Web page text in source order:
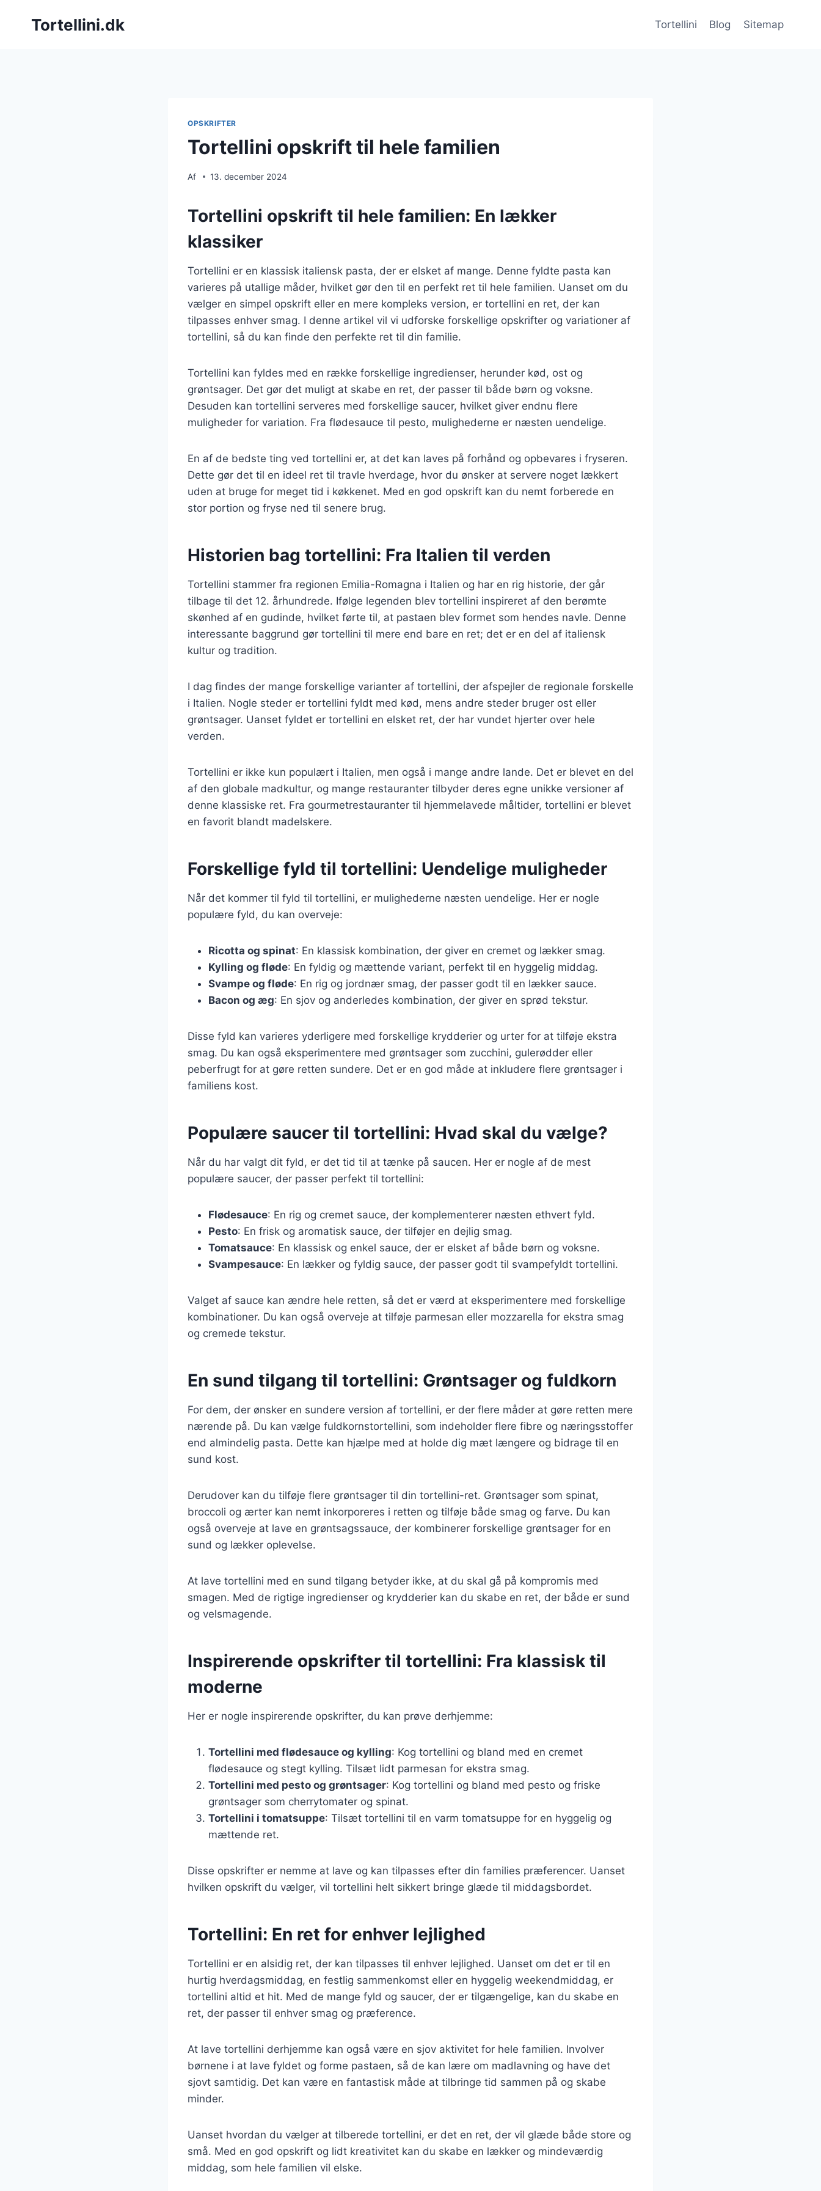
Tortellini.dk Tortellini Blog Sitemap
OPSKRIFTER
Tortellini opskrift til hele familien
Af 13. december 2024
Tortellini opskrift til hele familien: En lækker
klassiker
Tortellini er en klassisk italiensk pasta, der er elsket af mange. Denne fyldte pasta kan
varieres på utallige måder, hvilket gør den til en perfekt ret til hele familien. Uanset om du
vælger en simpel opskrift eller en mere kompleks version, er tortellini en ret, der kan
tilpasses enhver smag. I denne artikel vil vi udforske forskellige opskrifter og variationer af
tortellini, så du kan finde den perfekte ret til din familie.
Tortellini kan fyldes med en række forskellige ingredienser, herunder kød, ost og
grøntsager. Det gør det muligt at skabe en ret, der passer til både børn og voksne.
Desuden kan tortellini serveres med forskellige saucer, hvilket giver endnu flere
muligheder for variation. Fra flødesauce til pesto, mulighederne er næsten uendelige.
En af de bedste ting ved tortellini er, at det kan laves på forhånd og opbevares i fryseren.
Dette gør det til en ideel ret til travle hverdage, hvor du ønsker at servere noget lækkert
uden at bruge for meget tid i køkkenet. Med en god opskrift kan du nemt forberede en
stor portion og fryse ned til senere brug.
Historien bag tortellini: Fra Italien til verden
Tortellini stammer fra regionen Emilia-Romagna i Italien og har en rig historie, der går
tilbage til det 12. århundrede. Ifølge legenden blev tortellini inspireret af den berømte
skønhed af en gudinde, hvilket førte til, at pastaen blev formet som hendes navle. Denne
interessante baggrund gør tortellini til mere end bare en ret; det er en del af italiensk
kultur og tradition.
I dag findes der mange forskellige varianter af tortellini, der afspejler de regionale forskelle
i Italien. Nogle steder er tortellini fyldt med kød, mens andre steder bruger ost eller
grøntsager. Uanset fyldet er tortellini en elsket ret, der har vundet hjerter over hele
verden.
Tortellini er ikke kun populært i Italien, men også i mange andre lande. Det er blevet en del
af den globale madkultur, og mange restauranter tilbyder deres egne unikke versioner af
denne klassiske ret. Fra gourmetrestauranter til hjemmelavede måltider, tortellini er blevet
en favorit blandt madelskere.
Forskellige fyld til tortellini: Uendelige muligheder
Når det kommer til fyld til tortellini, er mulighederne næsten uendelige. Her er nogle
populære fyld, du kan overveje:
Ricotta og spinat: En klassisk kombination, der giver en cremet og lækker smag.
Kylling og fløde: En fyldig og mættende variant, perfekt til en hyggelig middag.
Svampe og fløde: En rig og jordnær smag, der passer godt til en lækker sauce.
Bacon og æg: En sjov og anderledes kombination, der giver en sprød tekstur.
Disse fyld kan varieres yderligere med forskellige krydderier og urter for at tilføje ekstra
smag. Du kan også eksperimentere med grøntsager som zucchini, gulerødder eller
peberfrugt for at gøre retten sundere. Det er en god måde at inkludere flere grøntsager i
familiens kost.
Populære saucer til tortellini: Hvad skal du vælge?
Når du har valgt dit fyld, er det tid til at tænke på saucen. Her er nogle af de mest
populære saucer, der passer perfekt til tortellini:
Flødesauce: En rig og cremet sauce, der komplementerer næsten ethvert fyld.
Pesto: En frisk og aromatisk sauce, der tilføjer en dejlig smag.
Tomatsauce: En klassisk og enkel sauce, der er elsket af både børn og voksne.
Svampesauce: En lækker og fyldig sauce, der passer godt til svampefyldt tortellini.
Valget af sauce kan ændre hele retten, så det er værd at eksperimentere med forskellige
kombinationer. Du kan også overveje at tilføje parmesan eller mozzarella for ekstra smag
og cremede tekstur.
En sund tilgang til tortellini: Grøntsager og fuldkorn
For dem, der ønsker en sundere version af tortellini, er der flere måder at gøre retten mere
nærende på. Du kan vælge fuldkornstortellini, som indeholder flere fibre og næringsstoffer
end almindelig pasta. Dette kan hjælpe med at holde dig mæt længere og bidrage til en
sund kost.
Derudover kan du tilføje flere grøntsager til din tortellini-ret. Grøntsager som spinat,
broccoli og ærter kan nemt inkorporeres i retten og tilføje både smag og farve. Du kan
også overveje at lave en grøntsagssauce, der kombinerer forskellige grøntsager for en
sund og lækker oplevelse.
At lave tortellini med en sund tilgang betyder ikke, at du skal gå på kompromis med
smagen. Med de rigtige ingredienser og krydderier kan du skabe en ret, der både er sund
og velsmagende.
Inspirerende opskrifter til tortellini: Fra klassisk til
moderne
Her er nogle inspirerende opskrifter, du kan prøve derhjemme:
Tortellini med flødesauce og kylling: Kog tortellini og bland med en cremet
flødesauce og stegt kylling. Tilsæt lidt parmesan for ekstra smag.
Tortellini med pesto og grøntsager: Kog tortellini og bland med pesto og friske
grøntsager som cherrytomater og spinat.
Tortellini i tomatsuppe: Tilsæt tortellini til en varm tomatsuppe for en hyggelig og
mættende ret.
Disse opskrifter er nemme at lave og kan tilpasses efter din families præferencer. Uanset
hvilken opskrift du vælger, vil tortellini helt sikkert bringe glæde til middagsbordet.
Tortellini: En ret for enhver lejlighed
Tortellini er en alsidig ret, der kan tilpasses til enhver lejlighed. Uanset om det er til en
hurtig hverdagsmiddag, en festlig sammenkomst eller en hyggelig weekendmiddag, er
tortellini altid et hit. Med de mange fyld og saucer, der er tilgængelige, kan du skabe en
ret, der passer til enhver smag og præference.
At lave tortellini derhjemme kan også være en sjov aktivitet for hele familien. Involver
børnene i at lave fyldet og forme pastaen, så de kan lære om madlavning og have det
sjovt samtidig. Det kan være en fantastisk måde at tilbringe tid sammen på og skabe
minder.
Uanset hvordan du vælger at tilberede tortellini, er det en ret, der vil glæde både store og
små. Med en god opskrift og lidt kreativitet kan du skabe en lækker og mindeværdig
middag, som hele familien vil elske.